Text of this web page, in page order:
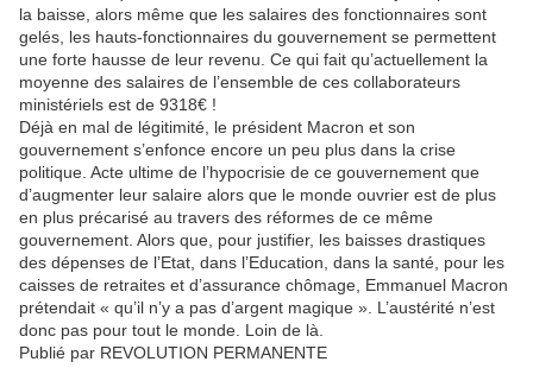
la baisse, alors même que les salaires des fonctionnaires sont
gelés, les hauts-fonctionnaires du gouvernement se permettent
une forte hausse de leur revenu. Ce qui fait qu’actuellement la
moyenne des salaires de l’ensemble de ces collaborateurs
ministériels est de 9318€ !
Déjà en mal de légitimité, le président Macron et son
gouvernement s’enfonce encore un peu plus dans la crise
politique. Acte ultime de l’hypocrisie de ce gouvernement que
d’augmenter leur salaire alors que le monde ouvrier est de plus
en plus précarisé au travers des réformes de ce même
gouvernement. Alors que, pour justifier, les baisses drastiques
des dépenses de l’Etat, dans l’Education, dans la santé, pour les
caisses de retraites et d’assurance chômage, Emmanuel Macron
prétendait « qu’il n’y a pas d’argent magique ». L’austérité n’est
donc pas pour tout le monde. Loin de là.
Publié par REVOLUTION PERMANENTE